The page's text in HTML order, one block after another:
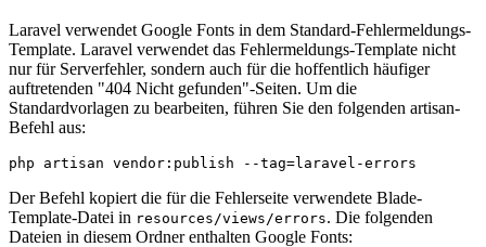
Laravel verwendet Google Fonts in dem Standard-Fehlermeldungs-
Template. Laravel verwendet das Fehlermeldungs-Template nicht
nur für Serverfehler, sondern auch für die hoffentlich häufiger
auftretenden "404 Nicht gefunden"-Seiten. Um die
Standardvorlagen zu bearbeiten, führen Sie den folgenden artisan-
Befehl aus:
Der Befehl kopiert die für die Fehlerseite verwendete Blade-
Template-Datei in resources/views/errors. Die folgenden
Dateien in diesem Ordner enthalten Google Fonts: